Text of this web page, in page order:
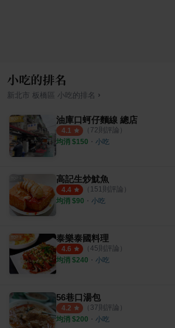
小吃的排名
新北市 板橋區 小吃 的排名 ›
油庫口蚵仔麵線 總店
4.1 （ 72則評論）
均消 $150 ・ 小吃
高記生炒魷魚
4.4 （ 151則評論）
均消 $90 ・ 小吃
泰樂泰國料理
4.6 （ 45則評論）
均消 $240 ・ 小吃
56巷口湯包
4.2 （ 37則評論）
均消 $200 ・ 小吃